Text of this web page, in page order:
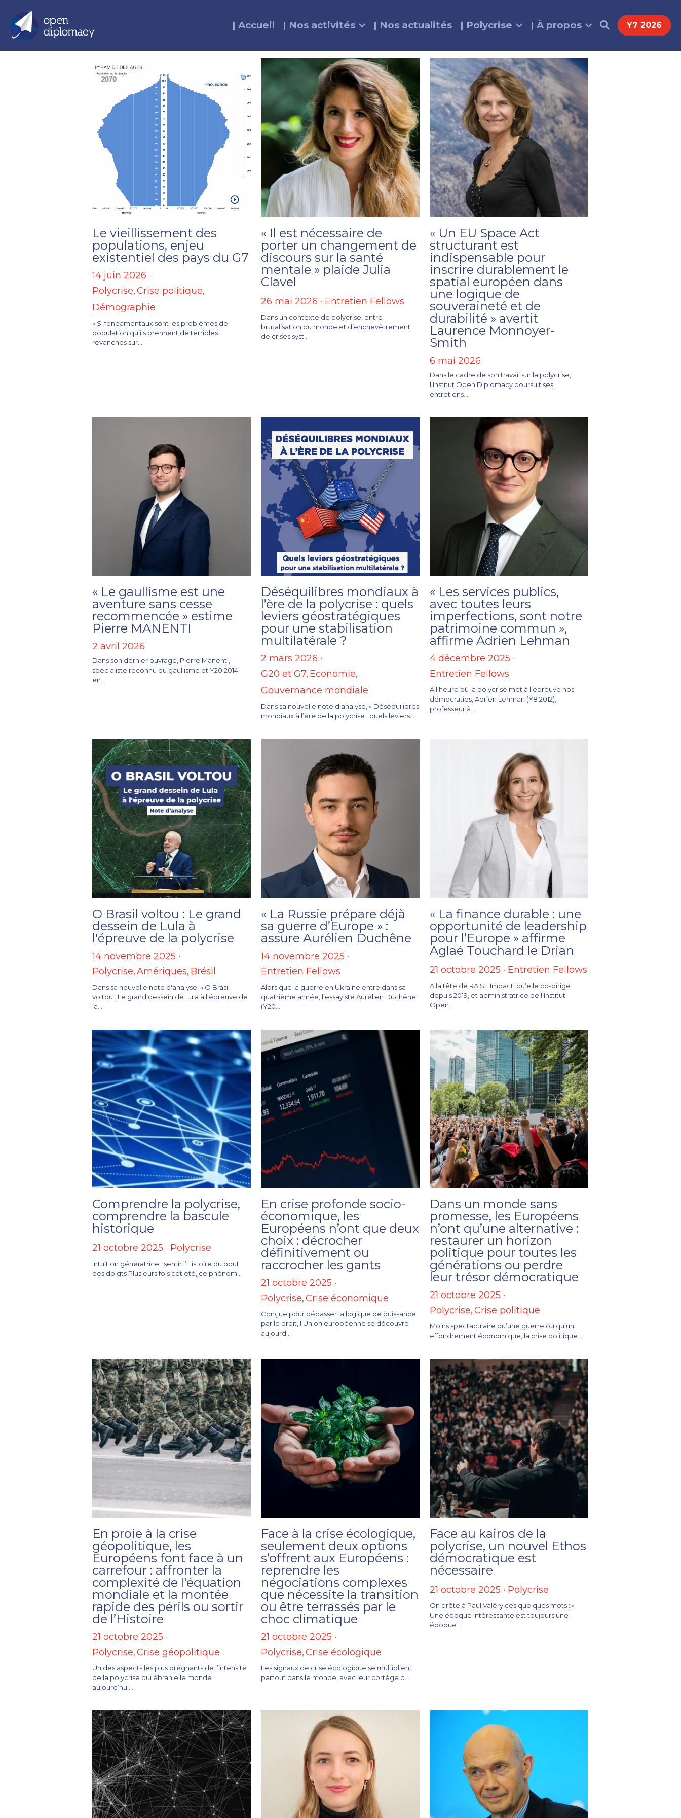
| Accueil | Nos activités | Nos actualités | Polycrise | À propos Y7 2026
Le vieillissement des
populations, enjeu
existentiel des pays du G7
14 juin 2026 ·
Polycrise, Crise politique,
Démographie
« Si fondamentaux sont les problèmes de
population qu’ils prennent de terribles
revanches sur...
« Il est nécessaire de
porter un changement de
discours sur la santé
mentale » plaide Julia
Clavel
26 mai 2026 · Entretien Fellows
Dans un contexte de polycrise, entre
brutalisation du monde et d’enchevêtrement
de crises syst...
« Un EU Space Act
structurant est
indispensable pour
inscrire durablement le
spatial européen dans
une logique de
souveraineté et de
durabilité » avertit
Laurence Monnoyer-
Smith
6 mai 2026
Dans le cadre de son travail sur la polycrise,
l’Institut Open Diplomacy poursuit ses
entretiens...
« Le gaullisme est une
aventure sans cesse
recommencée » estime
Pierre MANENTI
2 avril 2026
Dans son dernier ouvrage, Pierre Manenti,
spécialiste reconnu du gaullisme et Y20 2014
en...
Déséquilibres mondiaux à
l’ère de la polycrise : quels
leviers géostratégiques
pour une stabilisation
multilatérale ?
2 mars 2026 ·
G20 et G7, Economie,
Gouvernance mondiale
Dans sa nouvelle note d’analyse, « Déséquilibres
mondiaux à l’ère de la polycrise : quels leviers...
« Les services publics,
avec toutes leurs
imperfections, sont notre
patrimoine commun »,
affirme Adrien Lehman
4 décembre 2025 ·
Entretien Fellows
À l’heure où la polycrise met à l’épreuve nos
démocraties, Adrien Lehman (Y8 2012),
professeur à...
O Brasil voltou : Le grand
dessein de Lula à
l'épreuve de la polycrise
14 novembre 2025 ·
Polycrise, Amériques, Brésil
Dans sa nouvelle note d'analyse, « O Brasil
voltou : Le grand dessein de Lula à l'épreuve de
la...
« La Russie prépare déjà
sa guerre d’Europe » :
assure Aurélien Duchêne
14 novembre 2025 ·
Entretien Fellows
Alors que la guerre en Ukraine entre dans sa
quatrième année, l’essayiste Aurélien Duchêne
(Y20...
« La finance durable : une
opportunité de leadership
pour l’Europe » affirme
Aglaé Touchard le Drian
21 octobre 2025 · Entretien Fellows
A la tête de RAISE Impact, qu’elle co-dirige
depuis 2019, et administratrice de l’Institut
Open...
Comprendre la polycrise,
comprendre la bascule
historique
21 octobre 2025 · Polycrise
Intuition génératrice : sentir l’Histoire du bout
des doigts Plusieurs fois cet été, ce phénom...
En crise profonde socio-
économique, les
Européens n’ont que deux
choix : décrocher
définitivement ou
raccrocher les gants
21 octobre 2025 ·
Polycrise,Crise économique
Conçue pour dépasser la logique de puissance
par le droit, l’Union européenne se découvre
aujourd...
Dans un monde sans
promesse, les Européens
n’ont qu’une alternative :
restaurer un horizon
politique pour toutes les
générations ou perdre
leur trésor démocratique
21 octobre 2025 ·
Polycrise,Crise politique
Moins spectaculaire qu’une guerre ou qu’un
effondrement économique, la crise politique...
En proie à la crise
géopolitique, les
Européens font face à un
carrefour : affronter la
complexité de l'équation
mondiale et la montée
rapide des périls ou sortir
de l’Histoire
21 octobre 2025 ·
Polycrise, Crise géopolitique
Un des aspects les plus prégnants de l’intensité
de la polycrise qui ébranle le monde
aujourd’hui...
Face à la crise écologique,
seulement deux options
s’offrent aux Européens :
reprendre les
négociations complexes
que nécessite la transition
ou être terrassés par le
choc climatique
21 octobre 2025 ·
Polycrise,Crise écologique
Les signaux de crise écologique se multiplient
partout dans le monde, avec leur cortège d...
Face au kairos de la
polycrise, un nouvel Ethos
démocratique est
nécessaire
21 octobre 2025 · Polycrise
On prête à Paul Valéry ces quelques mots : «
Une époque intéressante est toujours une
époque ...